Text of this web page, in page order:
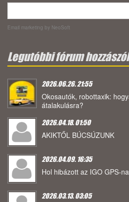
Email marketing by NeoSoft
Legutóbbi fórum
2026.06.26. 21:55
Okosautók, robottaxik:
átalakulásra?
2026.04.18. 01:50
AKIKTŐL BÚCSÚZUNK
2026.04.09. 16:35
Hol hibázott az IGO GPS-
2026.03.13. 03:05